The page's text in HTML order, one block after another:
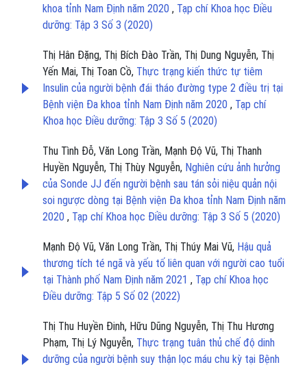
khoa tỉnh Nam Định năm 2020 , Tạp chí Khoa học Điều
dưỡng: Tập 3 Số 3 (2020)
Thị Hân Đặng, Thị Bích Đào Trần, Thị Dung Nguyễn, Thị
Yến Mai, Thị Toan Cồ, Thực trạng kiến thức tự tiêm
Insulin của người bệnh đái tháo đường type 2 điều trị tại
Bệnh viện Đa khoa tỉnh Nam Định năm 2020 , Tạp chí
Khoa học Điều dưỡng: Tập 3 Số 5 (2020)
Thu Tình Đỗ, Văn Long Trần, Mạnh Độ Vũ, Thị Thanh
Huyền Nguyễn, Thị Thùy Nguyễn, Nghiên cứu ảnh hưởng
của Sonde JJ đến người bệnh sau tán sỏi niệu quản nội
soi ngược dòng tại Bệnh viện Đa khoa tỉnh Nam Định năm
2020 , Tạp chí Khoa học Điều dưỡng: Tập 3 Số 5 (2020)
Mạnh Độ Vũ, Văn Long Trần, Thị Thúy Mai Vũ, Hậu quả
thương tích té ngã và yếu tố liên quan với người cao tuổi
tại Thành phố Nam Định năm 2021 , Tạp chí Khoa học
Điều dưỡng: Tập 5 Số 02 (2022)
Thị Thu Huyền Đinh, Hữu Dũng Nguyễn, Thị Thu Hương
Phạm, Thị Lý Nguyễn, Thực trạng tuân thủ chế độ dinh
dưỡng của người bệnh suy thận lọc máu chu kỳ tại Bệnh